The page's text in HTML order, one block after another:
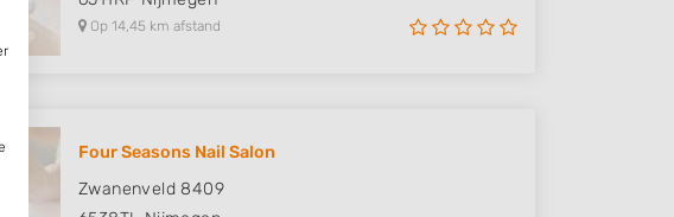
Op 14,45 km afstand
Four Seasons Nail Salon
Zwanenveld 8409